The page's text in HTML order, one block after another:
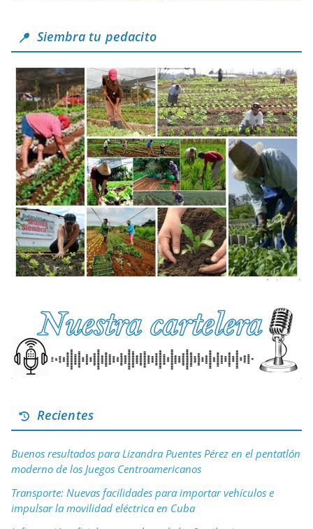
Siembra tu pedacito
Recientes
Buenos resultados para Lizandra Puentes Pérez en el pentatlón
moderno de los Juegos Centroamericanos
Transporte: Nuevas facilidades para importar vehículos e
impulsar la movilidad eléctrica en Cuba